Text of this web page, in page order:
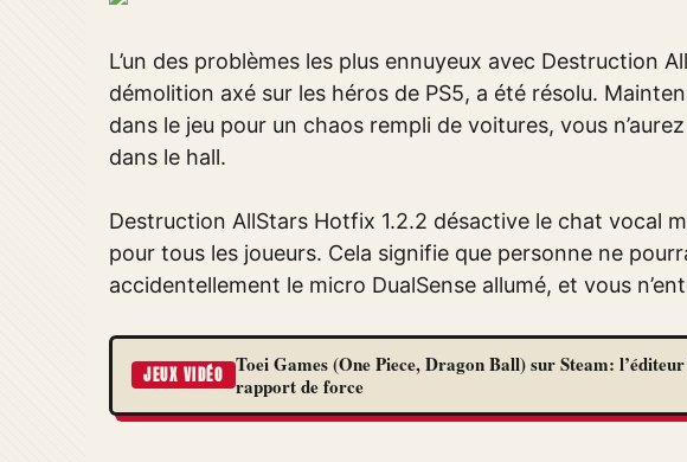
L’un des problèmes les plus ennuyeux avec Destruction
démolition axé sur les héros de PS5, a été résolu.
dans le jeu pour un chaos rempli de voitures, vous
dans le hall.
Destruction AllStars Hotfix 1.2.2 désactive le chat vocal
pour tous les joueurs. Cela signifie que personne ne
accidentellement le micro DualSense allumé, et vous
JEUX VIDÉO Toei Games (One Piece, Dragon Ball) sur Steam:
rapport de force